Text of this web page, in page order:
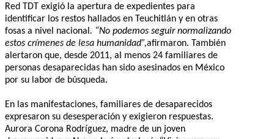
Red TDT exigió la apertura de expedientes para
identificar los restos hallados en Teuchitlán y en otras
fosas a nivel nacional . “No podemos seguir normalizando
estos crímenes de lesa humanidad”,afirmaron. También
alertaron que, desde 2011, al menos 24 familiares de
personas desaparecidas han sido asesinados en México
por su labor de búsqueda.
En las manifestaciones, familiares de desaparecidos
expresaron su desesperación y exigieron respuestas.
Aurora Corona Rodríguez, madre de un joven